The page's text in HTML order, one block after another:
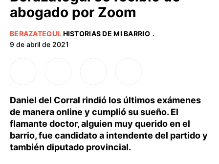
abogado por Zoom
BERAZATEGUI. HISTORIAS DE MI BARRIO ·
9 de abril de 2021
Daniel del Corral rindió los últimos exámenes
de manera online y cumplió su sueño. El
flamante doctor, alguien muy querido en el
barrio, fue candidato a intendente del partido y
también diputado provincial.